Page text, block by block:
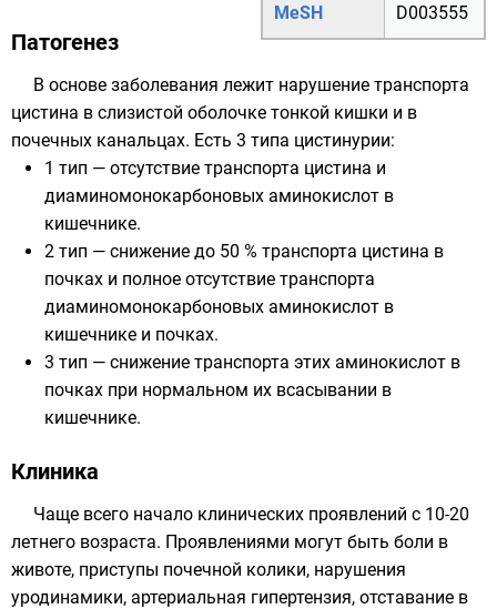
MeSH D003555
Патогенез
В основе заболевания лежит нарушение транспорта
цистина в слизистой оболочке тонкой кишки и в
почечных канальцах. Есть 3 типа цистинурии:
1 тип — отсутствие транспорта цистина и
диаминомонокарбоновых аминокислот в
кишечнике.
2 тип — снижение до 50 % транспорта цистина в
почках и полное отсутствие транспорта
диаминомонокарбоновых аминокислот в
кишечнике и почках.
3 тип — снижение транспорта этих аминокислот в
почках при нормальном их всасывании в
кишечнике.
Клиника
Чаще всего начало клинических проявлений с 10-20
летнего возраста. Проявлениями могут быть боли в
животе, приступы почечной колики, нарушения
уродинамики, артериальная гипертензия, отставание в